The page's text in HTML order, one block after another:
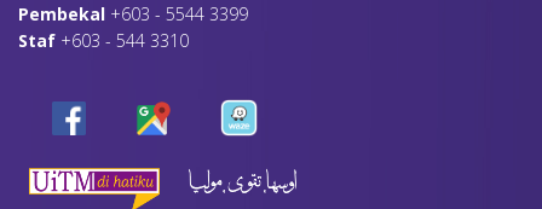
Pembekal +603 - 5544 3399
Staf +603 - 544 3310